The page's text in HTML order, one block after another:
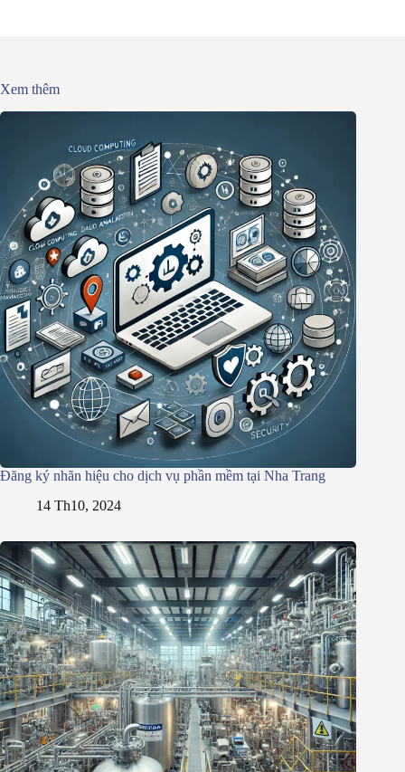
Xem thêm
Đăng ký nhãn hiệu cho dịch vụ phần mềm tại Nha Trang
14 Th10, 2024